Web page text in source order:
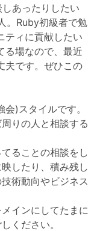
あったりしたい
。Ruby初級者で勉
ティに貢献したい
る場なので、最近
夫です。ぜひこの
)スタイルです。
りの人と相談する
ることの相談をし
したり、積み残し
術動向やビジネス
インにしてたまに
ください。